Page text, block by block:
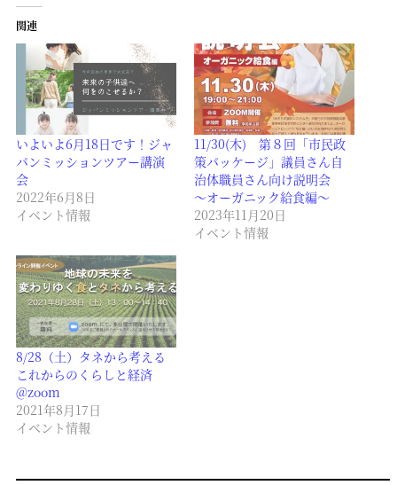
関連
いよいよ6月18日です！ジャ
パンミッションツアー講演
会
2022年6月8日
イベント情報
11/30(木) 第８回「市民政
策パッケージ」議員さん自
治体職員さん向け説明会
～オーガニック給食編～
2023年11月20日
イベント情報
8/28（土）タネから考える
これからのくらしと経済
@zoom
2021年8月17日
イベント情報